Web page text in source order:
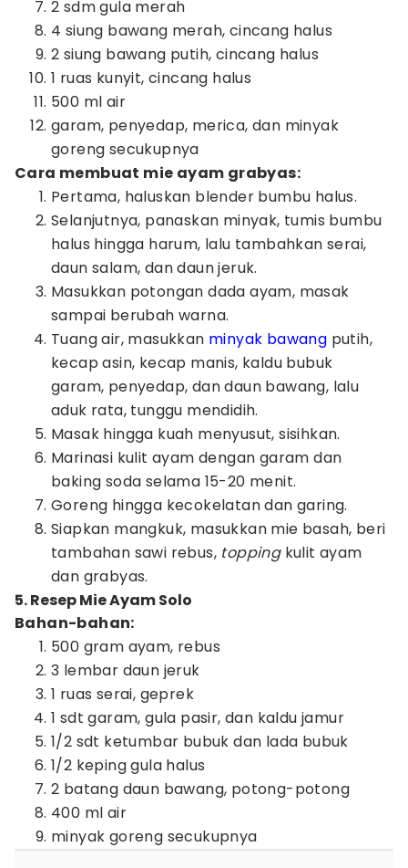
2 sdm gula merah
4 siung bawang merah, cincang halus
2 siung bawang putih, cincang halus
1 ruas kunyit, cincang halus
500 ml air
garam, penyedap, merica, dan minyak
goreng secukupnya
Cara membuat mie ayam grabyas:
Pertama, haluskan blender bumbu halus.
Selanjutnya, panaskan minyak, tumis bumbu
halus hingga harum, lalu tambahkan serai,
daun salam, dan daun jeruk.
Masukkan potongan dada ayam, masak
sampai berubah warna.
Tuang air, masukkan minyak bawang putih,
kecap asin, kecap manis, kaldu bubuk
garam, penyedap, dan daun bawang, lalu
aduk rata, tunggu mendidih.
Masak hingga kuah menyusut, sisihkan.
Marinasi kulit ayam dengan garam dan
baking soda selama 15-20 menit.
Goreng hingga kecokelatan dan garing.
Siapkan mangkuk, masukkan mie basah, beri
tambahan sawi rebus, toppingkulit ayam
dan grabyas.
5. Resep Mie Ayam Solo
Bahan-bahan:
500 gram ayam, rebus
3 lembar daun jeruk
1 ruas serai, geprek
1 sdt garam, gula pasir, dan kaldu jamur
1/2 sdt ketumbar bubuk dan lada bubuk
1/2 keping gula halus
2 batang daun bawang, potong-potong
400 ml air
minyak goreng secukupnya